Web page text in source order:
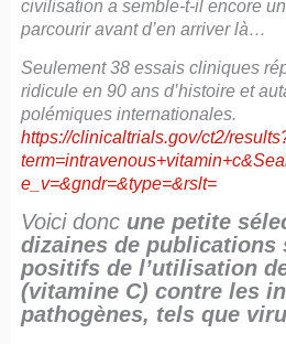
civilisation a semble-t-il encore
parcourir avant d’en arriver là…
Seulement 38 essais cliniques
ridicule en 90 ans d’histoire et
polémiques internationales.
https://clinicaltrials.gov/ct2/
e_v=&gndr=&type=&rslt=
Voici doncune petite
dizaines de publications
positifs de l’utilisation
(vitamine C) contre les
pathogènes, tels que